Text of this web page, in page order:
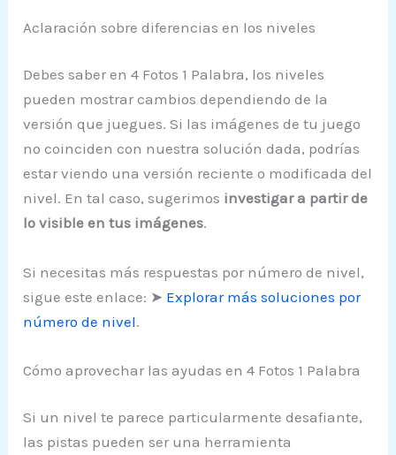
Aclaración sobre diferencias en los niveles
Debes saber en 4 Fotos 1 Palabra, los niveles
pueden mostrar cambios dependiendo de la
versión que juegues. Si las imágenes de tu juego
no coinciden con nuestra solución dada, podrías
estar viendo una versión reciente o modificada del
nivel. En tal caso, sugerimos investigar a partir de
lo visible en tus imágenes.
Si necesitas más respuestas por número de nivel,
sigue este enlace: ➤ Explorar más soluciones por
número de nivel.
Cómo aprovechar las ayudas en 4 Fotos 1 Palabra
Si un nivel te parece particularmente desafiante,
las pistas pueden ser una herramienta